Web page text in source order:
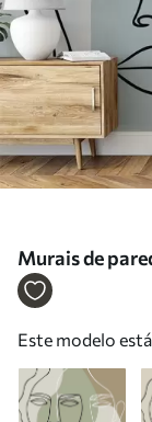
Murais de
Este modelo